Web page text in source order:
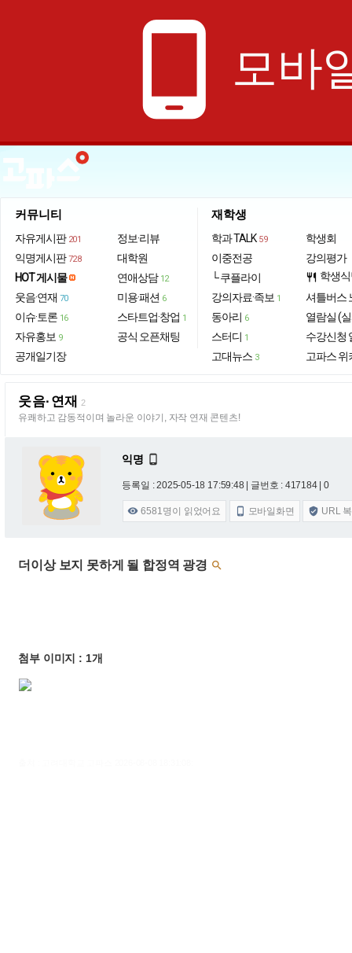
phone_android 모바
커뮤니티
자유게시판 201
익명게시판 728
HOT 게시물
웃음·연재 70
이슈·토론 16
자유홍보 9
공개일기장
정보·리뷰
대학원
연애상담 12
미용·패션 6
스타트업·창업 1
공식 오픈채팅
재학생
학과 TALK 59
이중전공
└ 쿠플라이
강의자료·족보 1
동아리 6
스터디 1
고대뉴스 3
학생회
강의평가
restaurant 학생
셔틀버스
열람실 (
수강신청
고파스 위
웃음·연재 2
유쾌하고 감동적이며 놀라운 이야기, 자작 연재 콘텐츠!
익명 
등록일 : 2025-05-18 17:59:48 | 글번호 : 417184 | 0
 6581명이 읽었어요  모바일화면  URL
더이상 보지 못하게 될 합정역 광경 
첨부 이미지 : 1개